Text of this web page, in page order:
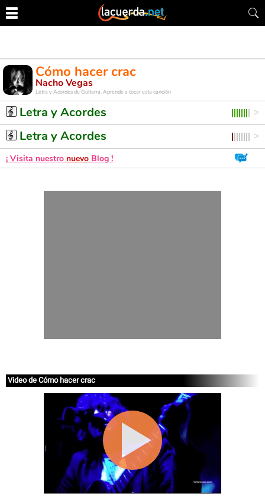
Cómo hacer crac
Nacho Vegas
Letra y Acordes de Guitarra. Aprende a tocar esta canción
Letra y Acordes
Letra y Acordes
¡ Visita nuestro nuevo Blog !
Video de Cómo hacer crac